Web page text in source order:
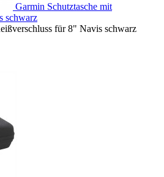
Garmin Schutztasche mit
schwarz
für 8" Navis schwarz